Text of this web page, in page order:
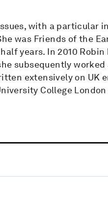
with a particular
was Friends of the
years. In 2010
subsequently worked
extensively on UK
College